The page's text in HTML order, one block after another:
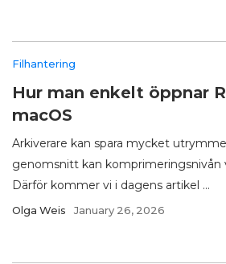
Filhantering
Hur man enkelt öppnar
macOS
Arkiverare kan spara mycket
genomsnitt kan komprimeringsnivån
Därför kommer vi i dagens artikel ...
Olga Weis January 26, 2026